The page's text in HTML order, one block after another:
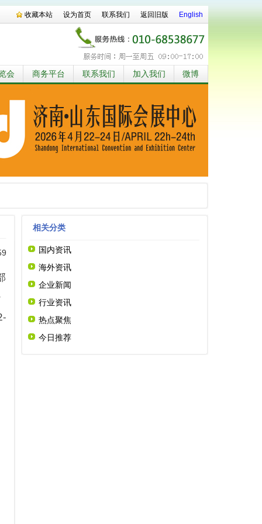
收藏本站 设为首页 联系我们 返回旧版 English
会 商务平台 联系我们 加入我们 微博
相关分类
国内资讯
海外资讯
企业新闻
行业资讯
热点聚焦
今日推荐